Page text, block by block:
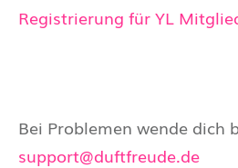
Registrierung für YL
Bei Problemen wende dich
support@duftfreude.de